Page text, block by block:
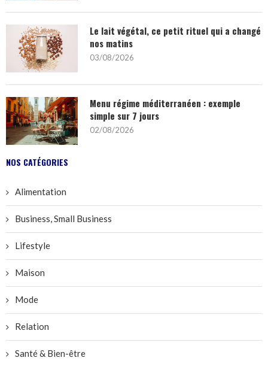
Le lait végétal, ce petit rituel qui a changé
nos matins
03/08/2026
Menu régime méditerranéen : exemple
simple sur 7 jours
02/08/2026
NOS CATÉGORIES
Alimentation
Business, Small Business
Lifestyle
Maison
Mode
Relation
Santé & Bien-être